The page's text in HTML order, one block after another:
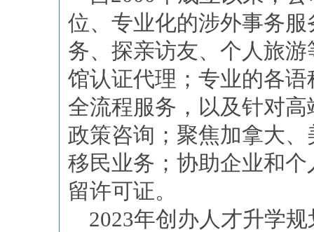
位、专业化的涉外事务
务、探亲访友、个人旅
馆认证代理；专业的各
全流程服务，以及针对
政策咨询；聚焦加拿大
移民业务；协助企业和
留许可证。
2023年创办人才升学